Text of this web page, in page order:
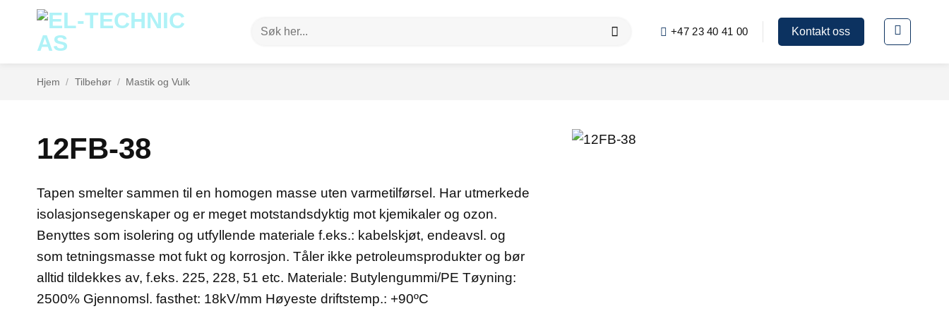
content
Søk
+47 23 40 41 00 Kontakt oss
Hjem / Tilbehør / Mastik og Vulk
12FB-38
Tapen smelter sammen til en homogen masse uten varmetilførsel. Har utmerkede
isolasjonsegenskaper og er meget motstandsdyktig mot kjemikaler og ozon.
Benyttes som isolering og utfyllende materiale f.eks.: kabelskjøt, endeavsl. og
som tetningsmasse mot fukt og korrosjon. Tåler ikke petroleumsprodukter og bør
alltid tildekkes av, f.eks. 225, 228, 51 etc. Materiale: Butylengummi/PE Tøyning:
2500% Gjennomsl. fasthet: 18kV/mm Høyeste driftstemp.: +90ºC